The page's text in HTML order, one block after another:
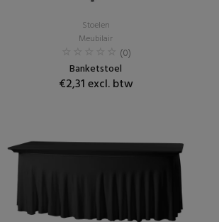
Stoelen
Meubilair
(0)
Banketstoel
€2,31 excl. btw